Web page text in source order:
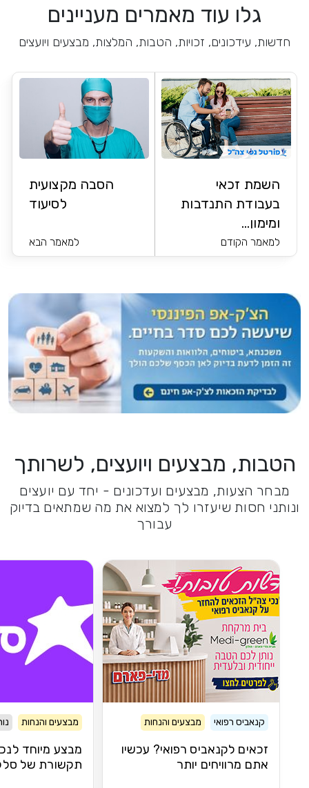
גלו עוד מאמרים מעניינים
חדשות, עידכונים, זכויות, הטבות, המלצות, מבצעים ויועצים
השמת זכאי
בעבודת התנדבות
ומימון...
למאמר הקודם
הסבה מקצועית
לסיעוד
למאמר הבא
הטבות, מבצעים ויועצים, לשרותך
מבחר הצעות, מבצעים ועדכונים - יחד עם יועצים
ונותני חסות שיעזרו לך למצוא את מה שמתאים בדיוק
עבורך
קנאביס רפואי מבצעים והנחות
זכאים לקנאביס רפואי? עכשיו
אתם מרוויחים יותר
מבצעים והנחות
מבצע מיוחד
תקשורת של